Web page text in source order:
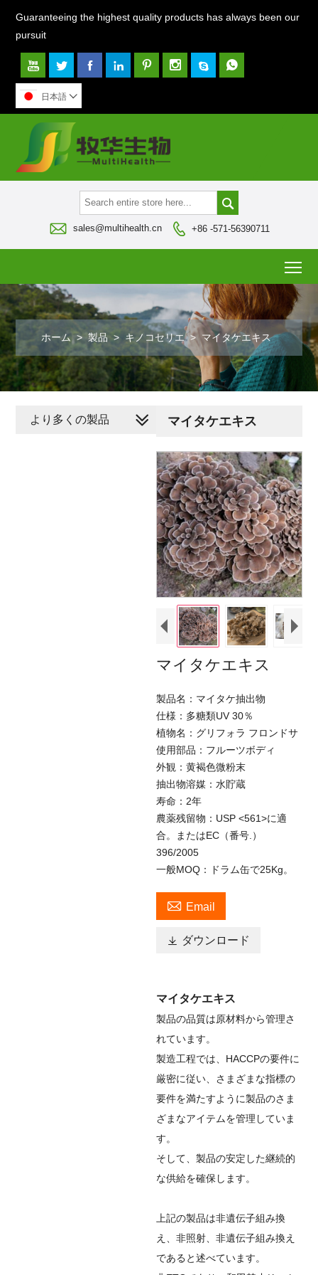
Guaranteeing the highest quality products has always been our
pursuit
       
日本語 

 sales@multihealth.cn  +86 -571-56390711
ホーム > 製品 > キノコセリエ > マイタケエキス
マイタケエキス
マイタケエキス
製品名：マイタケ抽出物
仕様：多糖類UV 30％
植物名：グリフォラ フロンドサ
使用部品：フルーツボディ
外観：黄褐色微粉末
抽出物溶媒：水貯蔵
寿命：2年
農薬残留物：USP <561>に適
合。またはEC（番号.）
396/2005
一般MOQ：ドラム缶で25Kg。
 Email
 ダウンロード
マイタケエキス
製品の品質は原材料から管理さ
れています。
製造工程では、HACCPの要件に
厳密に従い、さまざまな指標の
要件を満たすように製品のさま
ざまなアイテムを管理していま
す。
そして、製品の安定した継続的
な供給を確保します。
上記の製品は非遺伝子組み換
え、非照射、非遺伝子組み換え
であると述べています。
より多くの製品